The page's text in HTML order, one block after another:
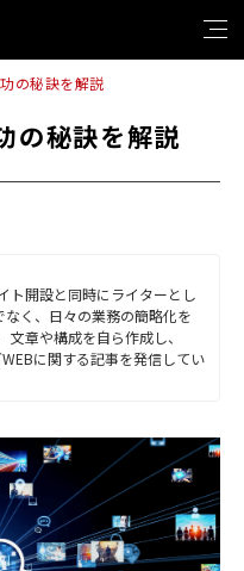
の秘訣を解説
の秘訣を解説
ト開設と同時にライターとし
く、日々の業務の簡略化を
章や構成を自ら作成し、
に関する記事を発信してい